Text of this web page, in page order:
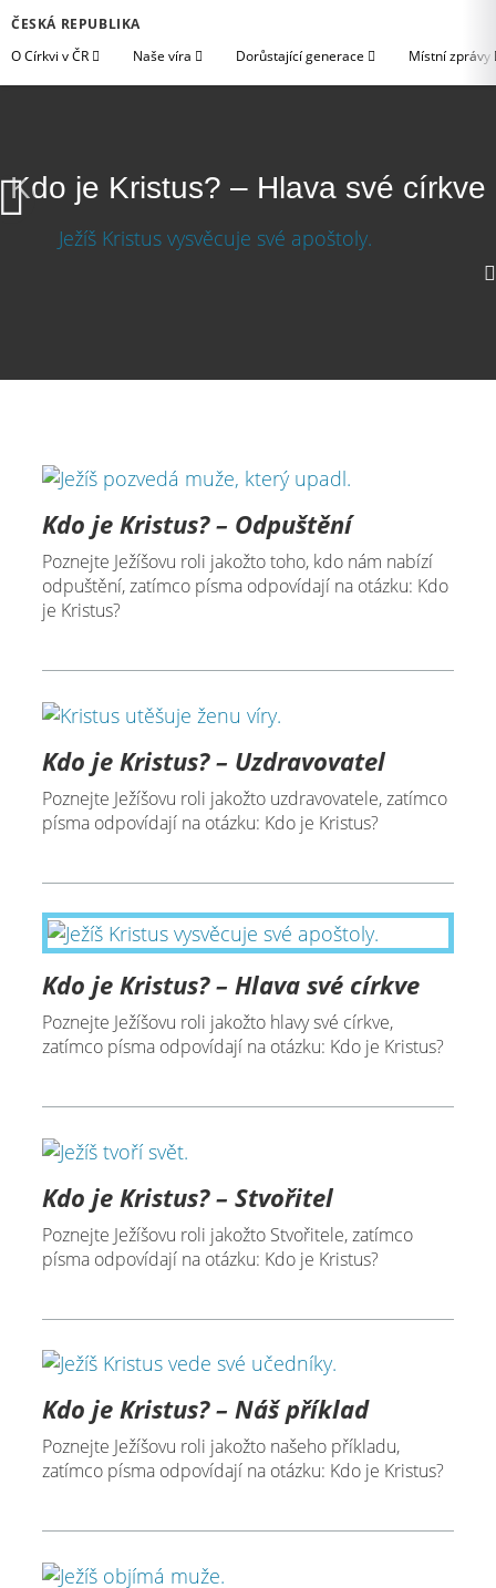
ČESKÁ REPUBLIKA
O Církvi v ČR
Naše víra Dorůstající generace Místní zprávy
Kdo je Kristus? – Hlava své církve
Kdo je Kristus? – Odpuštění
Poznejte Ježíšovu roli jakožto toho, kdo nám nabízí
odpuštění, zatímco písma odpovídají na otázku: Kdo
je Kristus?
Kdo je Kristus? – Uzdravovatel
Poznejte Ježíšovu roli jakožto uzdravovatele, zatímco
písma odpovídají na otázku: Kdo je Kristus?
Kdo je Kristus? – Hlava své církve
Poznejte Ježíšovu roli jakožto hlavy své církve,
zatímco písma odpovídají na otázku: Kdo je Kristus?
Kdo je Kristus? – Stvořitel
Poznejte Ježíšovu roli jakožto Stvořitele, zatímco
písma odpovídají na otázku: Kdo je Kristus?
Kdo je Kristus? – Náš příklad
Poznejte Ježíšovu roli jakožto našeho příkladu,
zatímco písma odpovídají na otázku: Kdo je Kristus?